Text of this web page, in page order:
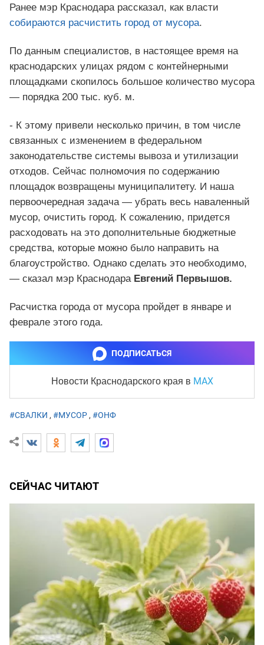
Ранее мэр Краснодара рассказал, как власти
собираются расчистить город от мусора.
По данным специалистов, в настоящее время на
краснодарских улицах рядом с контейнерными
площадками скопилось большое количество мусора
— порядка 200 тыс. куб. м.
- К этому привели несколько причин, в том числе
связанных с изменением в федеральном
законодательстве системы вывоза и утилизации
отходов. Сейчас полномочия по содержанию
площадок возвращены муниципалитету. И наша
первоочередная задача — убрать весь наваленный
мусор, очистить город. К сожалению, придется
расходовать на это дополнительные бюджетные
средства, которые можно было направить на
благоустройство. Однако сделать это необходимо,
— сказал мэр Краснодара Евгений Первышов.
Расчистка города от мусора пройдет в январе и
феврале этого года.
ПОДПИСАТЬСЯ
Новости Краснодарского края в MAX
#СВАЛКИ , #МУСОР , #ОНФ
СЕЙЧАС ЧИТАЮТ